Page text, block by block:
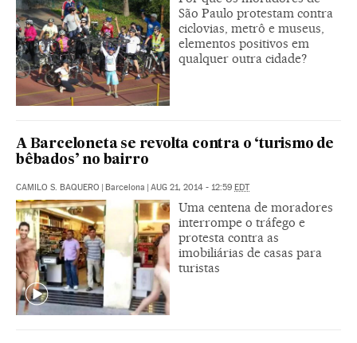
São Paulo protestam contra
ciclovias, metrô e museus,
elementos positivos em
qualquer outra cidade?
A Barceloneta se revolta contra o ‘turismo de
bêbados’ no bairro
CAMILO S. BAQUERO | Barcelona | AUG 21, 2014 - 12:59 EDT
Uma centena de moradores
interrompe o tráfego e
protesta contra as
imobiliárias de casas para
turistas